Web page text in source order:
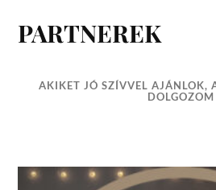
PARTNEREK
AKIKET JÓ SZÍVVEL AJÁNLOK,
DOLGOZOM